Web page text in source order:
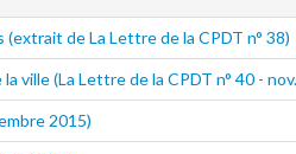
de La Lettre de la CPDT n° 38)
ville (La Lettre de la CPDT n° 40 -
2015)